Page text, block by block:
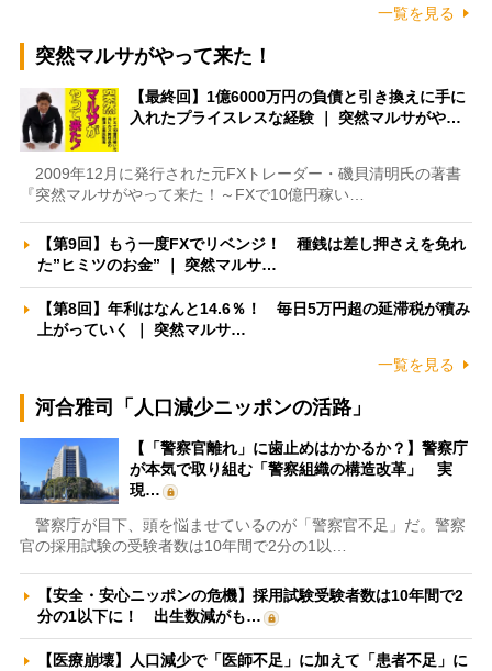
一覧を見る
突然マルサがやって来た！
【最終回】1億6000万円の負債と引き換えに手に
入れたプライスレスな経験 ｜ 突然マルサがや…
2009年12月に発行された元FXトレーダー・磯貝清明氏の著書
『突然マルサがやって来た！～FXで10億円稼い…
【第9回】もう一度FXでリベンジ！ 種銭は差し押さえを免れ
た”ヒミツのお金” ｜ 突然マルサ…
【第8回】年利はなんと14.6％！ 毎日5万円超の延滞税が積み
上がっていく ｜ 突然マルサ…
一覧を見る
河合雅司「人口減少ニッポンの活路」
【「警察官離れ」に歯止めはかかるか？】警察庁
が本気で取り組む「警察組織の構造改革」 実
現…
警察庁が目下、頭を悩ませているのが「警察官不足」だ。警察
官の採用試験の受験者数は10年間で2分の1以…
【安全・安心ニッポンの危機】採用試験受験者数は10年間で2
分の1以下に！ 出生数減がも…
【医療崩壊】人口減少で「医師不足」に加えて「患者不足」に